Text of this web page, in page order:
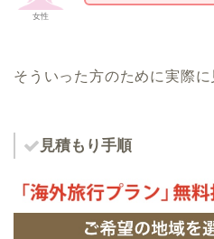
女性
そういった方のために実際に
見積もり手順